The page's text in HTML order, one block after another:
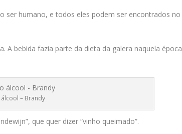
ser humano, e todos eles podem ser encontrados no
A bebida fazia parte da dieta da galera naquela época
– Brandy
que quer dizer “vinho queimado”.